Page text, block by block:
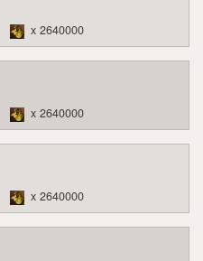
x 2640000
x 2640000
x 2640000